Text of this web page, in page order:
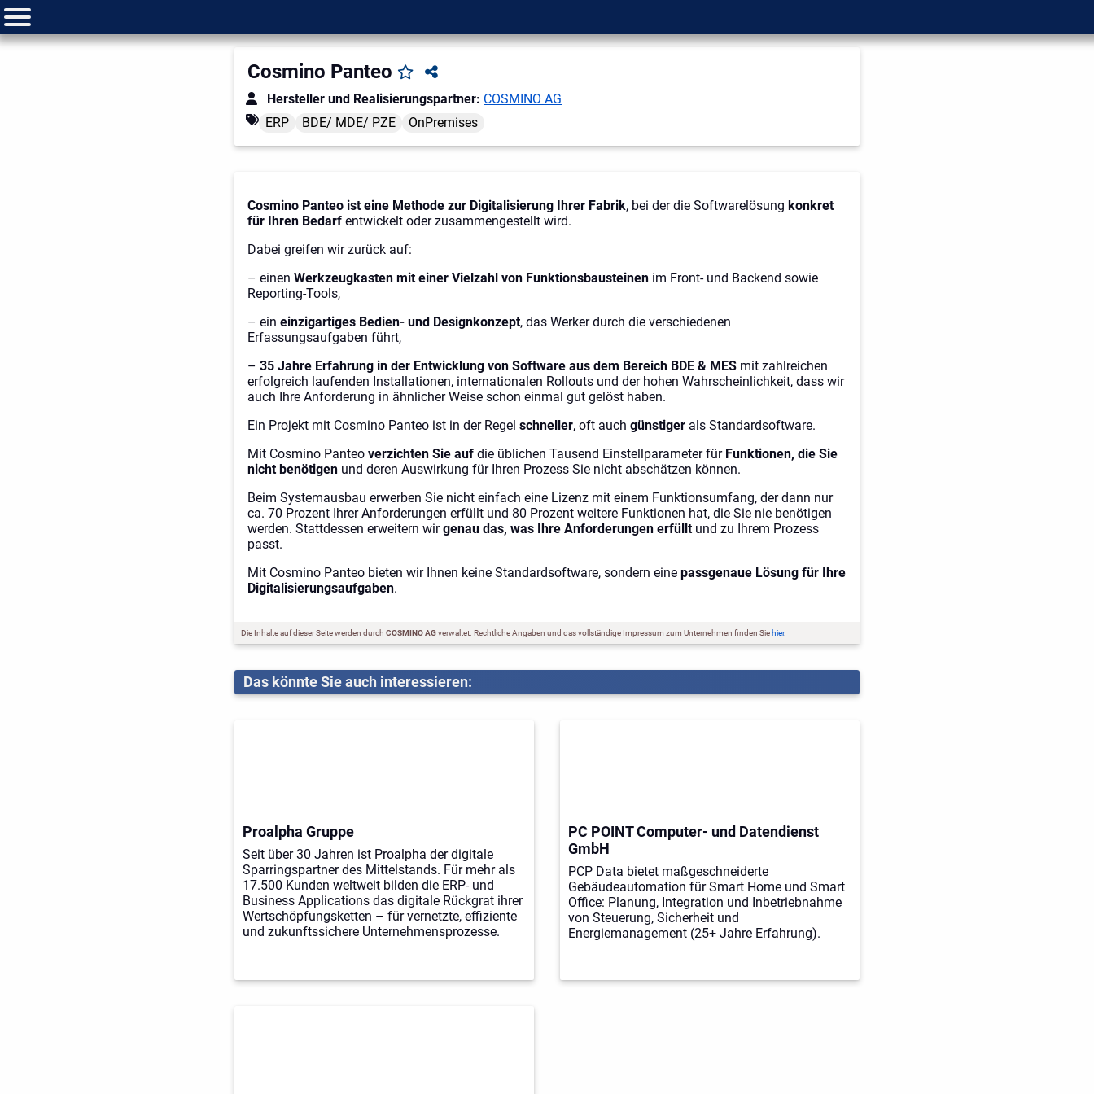
Cosmino Panteo
Hersteller und Realisierungspartner: COSMINO AG
ERP
BDE/ MDE/ PZE OnPremises
Cosmino Panteo ist eine Methode zur Digitalisierung Ihrer Fabrik, bei der die Softwarelösung konkret
für Ihren Bedarf entwickelt oder zusammengestellt wird.
Dabei greifen wir zurück auf:
– einen Werkzeugkasten mit einer Vielzahl von Funktionsbausteinen im Front- und Backend sowie
Reporting-Tools,
– ein einzigartiges Bedien- und Designkonzept, das Werker durch die verschiedenen
Erfassungsaufgaben führt,
– 35 Jahre Erfahrung in der Entwicklung von Software aus dem Bereich BDE & MES mit zahlreichen
erfolgreich laufenden Installationen, internationalen Rollouts und der hohen Wahrscheinlichkeit, dass wir
auch Ihre Anforderung in ähnlicher Weise schon einmal gut gelöst haben.
Ein Projekt mit Cosmino Panteo ist in der Regel schneller, oft auch günstiger als Standardsoftware.
Mit Cosmino Panteo verzichten Sie auf die üblichen Tausend Einstellparameter für Funktionen, die Sie
nicht benötigen und deren Auswirkung für Ihren Prozess Sie nicht abschätzen können.
Beim Systemausbau erwerben Sie nicht einfach eine Lizenz mit einem Funktionsumfang, der dann nur
ca. 70 Prozent Ihrer Anforderungen erfüllt und 80 Prozent weitere Funktionen hat, die Sie nie benötigen
werden. Stattdessen erweitern wirgenau das, was Ihre Anforderungen erfülltund zu Ihrem Prozess
passt.
Mit Cosmino Panteo bieten wir Ihnen keine Standardsoftware, sondern eine passgenaue Lösung für Ihre
Digitalisierungsaufgaben.
Die Inhalte auf dieser Seite werden durch COSMINO AGverwaltet. Rechtliche Angaben und das vollständige Impressum zum Unternehmen finden Sie hier.
Das könnte Sie auch interessieren:
Proalpha Gruppe
Seit über 30 Jahren ist Proalpha der digitale
Sparringspartner des Mittelstands. Für mehr als
17.500 Kunden weltweit bilden die ERP- und
Business Applications das digitale Rückgrat ihrer
Wertschöpfungsketten – für vernetzte, effiziente
und zukunftssichere Unternehmensprozesse.
PC POINT Computer- und Datendienst
GmbH
PCP Data bietet maßgeschneiderte
Gebäudeautomation für Smart Home und Smart
Office: Planung, Integration und Inbetriebnahme
von Steuerung, Sicherheit und
Energiemanagement (25+ Jahre Erfahrung).